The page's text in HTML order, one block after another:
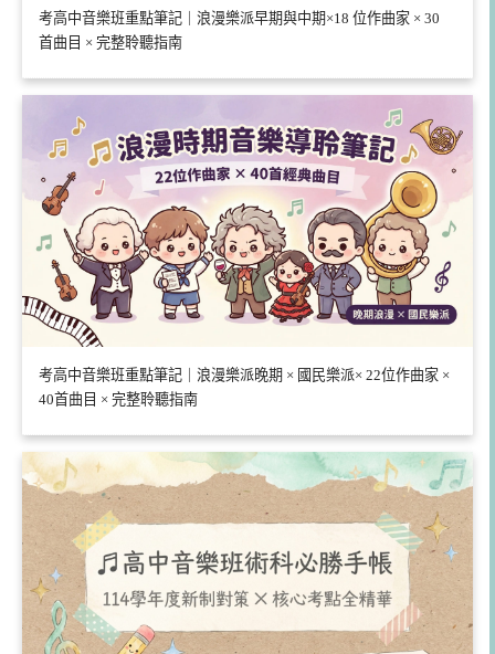
考高中音樂班重點筆記｜浪漫樂派早期與中期×18 位作曲家 × 30
首曲目 × 完整聆聽指南
考高中音樂班重點筆記｜浪漫樂派晚期 × 國民樂派× 22位作曲家 ×
40首曲目 × 完整聆聽指南